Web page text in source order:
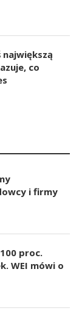
co
i firmy
proc.
WEI mówi o